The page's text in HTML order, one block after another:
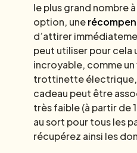
le plus grand nombre
option, une
d’attirer
peut utiliser pour cela
incroyable, comme
trottinette électrique,
cadeau peut être
très faible (à partir de
au sort pour tous les
récupérez ainsi les